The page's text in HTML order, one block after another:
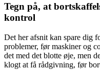
Tegn på, at
kontrol
Det her afsnit kan spare dig
problemer, før maskiner og
det med det blotte øje, men
klogt at få rådgivning, før